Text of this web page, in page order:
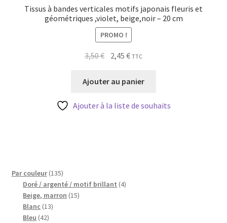
Tissus à bandes verticales motifs japonais fleuris et
géométriques ,violet, beige,noir – 20 cm
PROMO !
3,50€ Le
initial
3,50 €.
2,45€Le
actuel
2,45 €.
TTC
Ajouter au panier
Ajouter à la liste de souhaits
Par couleur 135135
produits
Doré / argenté / motif brillant 44
Beige, marron 1515
Blanc 1313
Bleu 4242